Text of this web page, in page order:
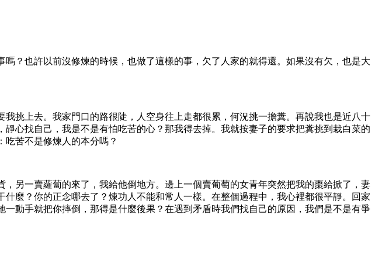
？也許以前沒修煉的時候，也做了這樣的事，欠了人家的就得還。如果沒有欠，也是大
挑上去。我家門口的路很陡，人空身往上走都很累，何況挑一擔糞。再說我也是近八十
心找自己，我是不是有怕吃苦的心？那我得去掉。我就按妻子的要求把糞挑到栽白菜的
苦不是修煉人的本分嗎？
另一賣蘿蔔的來了，我給他倒地方。邊上一個賣葡萄的女青年突然把我的棗給掀了，妻
麼？你的正念哪去了？煉功人不能和常人一樣。在整個過程中，我心裡都很平靜。回家
動手就把你摔倒，那得是什麼後果？在遇到矛盾時我們找自己的原因，我們是不是有爭